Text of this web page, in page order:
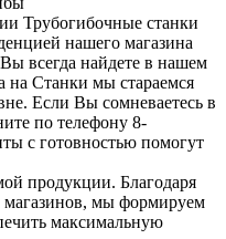
Трубогибочные станки
нашего магазина
всегда найдете в нашем
Станки мы стараемся
Если Вы сомневаетесь в
по телефону 8-
с готовностью помогут
продукции. Благодаря
мы формируем
максимальную